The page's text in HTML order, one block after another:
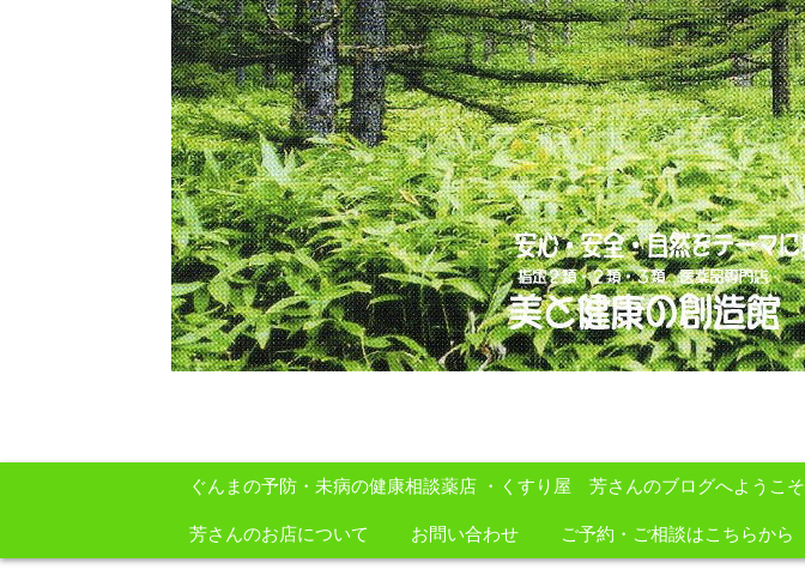
ぐんまの予防・未病の健康相談薬店 ・くすり屋 芳さんのブログへようこそ
芳さんのお店について お問い合わせ ご予約・ご相談はこちらから